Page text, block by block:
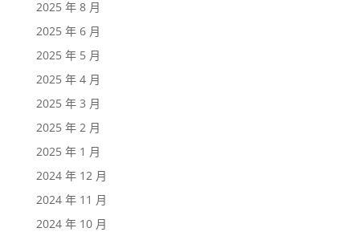
2025 年 8 月
2025 年 6 月
2025 年 5 月
2025 年 4 月
2025 年 3 月
2025 年 2 月
2025 年 1 月
2024 年 12 月
2024 年 11 月
2024 年 10 月